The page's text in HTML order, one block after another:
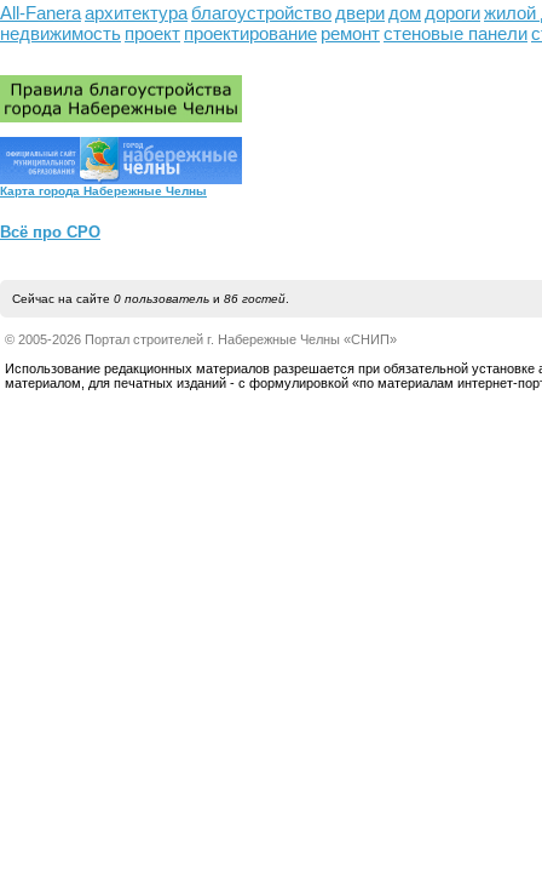
All-Faneraархитектура благоустройство двери дом дорогижилой
недвижимость проект проектирование ремонтстеновые панели
Карта города Набережные Челны
Всё про СРО
Сейчас на сайте 0 пользовательи 86 гостей.
© 2005-2026 Портал строителей г. Набережные Челны «СНИП»
Использование редакционных материалов разрешается при обязательной установке
материалом, для печатных изданий - с формулировкой «по материалам интернет-